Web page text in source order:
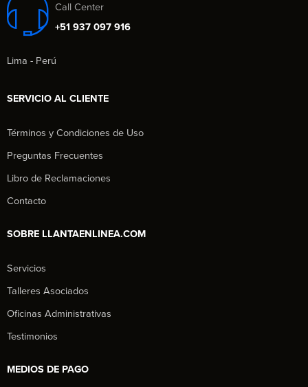
Call Center
+51 937 097 916
Lima - Perú
SERVICIO AL CLIENTE
Términos y Condiciones de Uso
Preguntas Frecuentes
Libro de Reclamaciones
Contacto
SOBRE LLANTAENLINEA.COM
Servicios
Talleres Asociados
Oficinas Administrativas
Testimonios
MEDIOS DE PAGO